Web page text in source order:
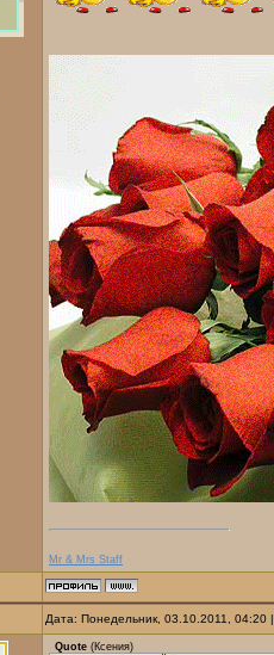
Mr & Mrs Staff
Дата: Понедельник, 03.10.2011,
Quote (Ксения)